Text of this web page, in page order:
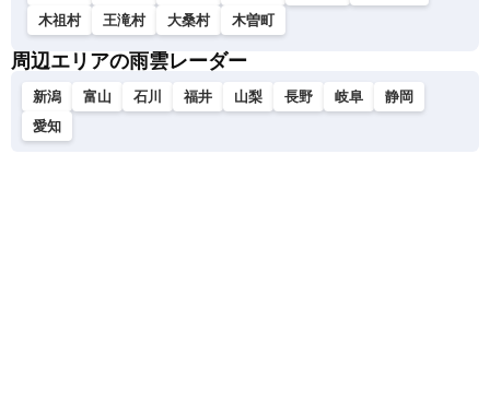
木祖村
王滝村 大桑村 木曽町
周辺エリアの雨雲レーダー
新潟 富山 石川 福井 山梨 長野 岐阜
静岡
愛知